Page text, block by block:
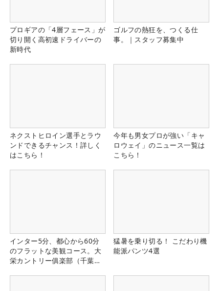
プロギアの「4層フェース」が
切り開く高初速ドライバーの
新時代
ゴルフの熱狂を、つくる仕
事。｜スタッフ募集中
ネクストヒロイン選手とラウ
ンドできるチャンス！詳しく
はこちら！
今年も男女プロが強い「キャ
ロウェイ」のニュース一覧は
こちら！
インター5分、都心から60分
のフラットな美観コース。大
栄カントリー俱楽部（千葉
猛暑を乗り切る！ こだわり機
能派パンツ4選